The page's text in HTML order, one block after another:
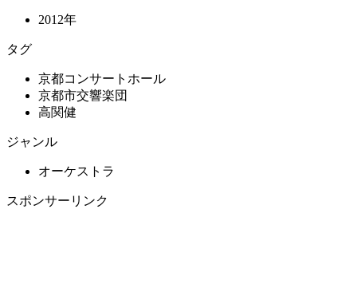
2012年
タグ
京都コンサートホール
京都市交響楽団
高関健
ジャンル
オーケストラ
スポンサーリンク